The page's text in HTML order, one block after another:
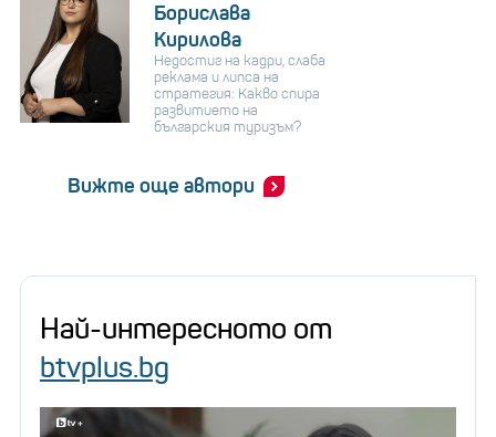
Борислава
Кирилова
Недостиг на кадри, слаба
реклама и липса на
стратегия: Какво спира
развитието на
българския туризъм?
Вижте още автори
Най-интересното от
btvplus.bg